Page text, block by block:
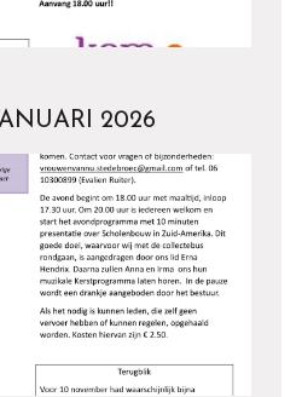
2026